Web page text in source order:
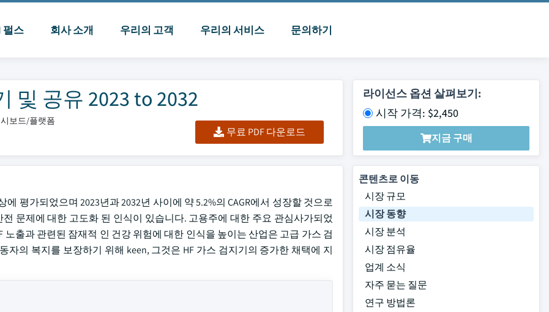
펄스 회사 소개 우리의 고객 우리의 서비스 문의하기
및 공유 2023 to 2032
보드/플랫폼
무료 PDF 다운로드
라이선스 옵션 살펴보기:
시작 가격: $2,450
지금 구매
평가되었으며 2023년과 2032년 사이에 약 5.2%의 CAGR에서 성장할 것으로
문제에 대한 고도화 된 인식이 있습니다. 고용주에 대한 주요 관심사가되었
노출과 관련된 잠재적 인 건강 위험에 대한 인식을 높이는 산업은 고급 가스 검
의 복지를 보장하기 위해 keen, 그것은 HF 가스 검지기의 증가한 채택에 지
콘텐츠로 이동
시장 규모
시장 동향
시장 분석
시장 점유율
업계 소식
자주 묻는 질문
연구 방법론